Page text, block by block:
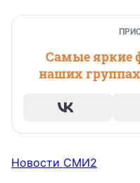
Самые яркие
наших
Новости СМИ2